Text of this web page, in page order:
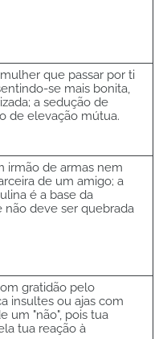
que passar por ti
se mais bonita,
a sedução de
de elevação mútua.
irmão de armas nem
de um amigo; a
é a base da
não deve ser quebrada
gratidão pelo
insultes ou ajas com
um "não", pois tua
tua reação à